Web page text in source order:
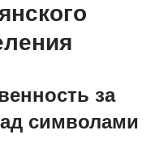
за
символами